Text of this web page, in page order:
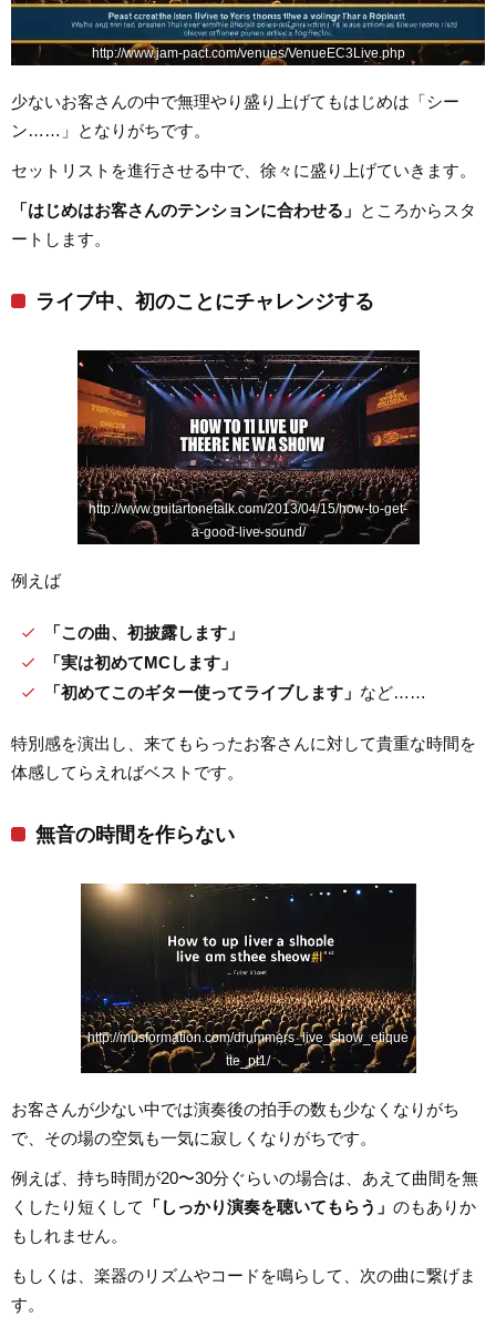
http://www.jam-pact.com/venues/VenueEC3Live.php
少ないお客さんの中で無理やり盛り上げてもはじめは「シー
ン……」となりがちです。
セットリストを進行させる中で、徐々に盛り上げていきます。
「はじめはお客さんのテンションに合わせる」 ところからスタ
ートします。
ライブ中、初のことにチャレンジする
http://www.guitartonetalk.com/2013/04/15/how-to-get-
a-good-live-sound/
例えば
「この曲、初披露します」
「実は初めてMCします」
「初めてこのギター使ってライブします」 など……
特別感を演出し、来てもらったお客さんに対して貴重な時間を
体感してらえればベストです。
無音の時間を作らない
http://musformation.com/drummers_live_show_etique
tte_pt1/
お客さんが少ない中では演奏後の拍手の数も少なくなりがち
で、その場の空気も一気に寂しくなりがちです。
例えば、持ち時間が20〜30分ぐらいの場合は、あえて曲間を無
くしたり短くして
「しっかり演奏を聴いてもらう」 のもありか
もしれません。
もしくは、楽器のリズムやコードを鳴らして、次の曲に繋げま
す。